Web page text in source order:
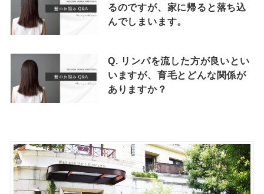
るのですが、家に帰ると落ち込
んでしまいます。
Q. リンパを流した方が良いとい
いますが、育毛とどんな関係が
ありますか？